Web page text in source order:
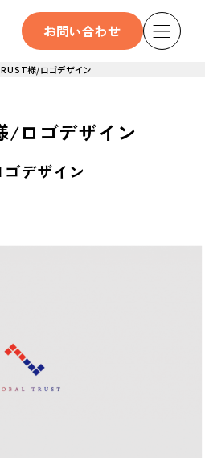
お問い合わせ
様/ロゴデザイン
/ロゴデザイン
デザイン